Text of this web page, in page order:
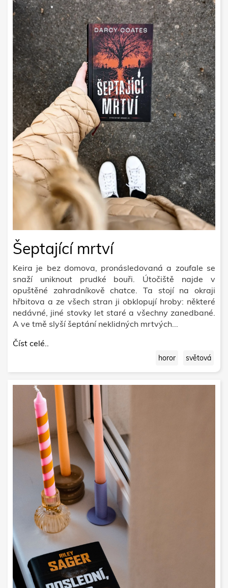
Šeptající mrtví
Keira je bez domova, pronásledovaná a zoufale se
snaží uniknout prudké bouři. Útočiště najde v
opuštěné zahradníkově chatce. Ta stojí na okraji
hřbitova a ze všech stran ji obklopují hroby: některé
nedávné, jiné stovky let staré a všechny zanedbané.
A ve tmě slyší šeptání neklidných mrtvých...
Číst celé..
horor světová